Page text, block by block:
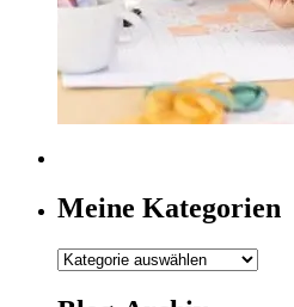
Meine Kategorien
Meine